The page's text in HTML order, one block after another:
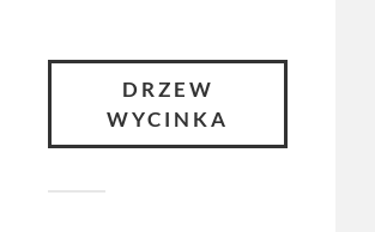
DRZEW
WYCINKA